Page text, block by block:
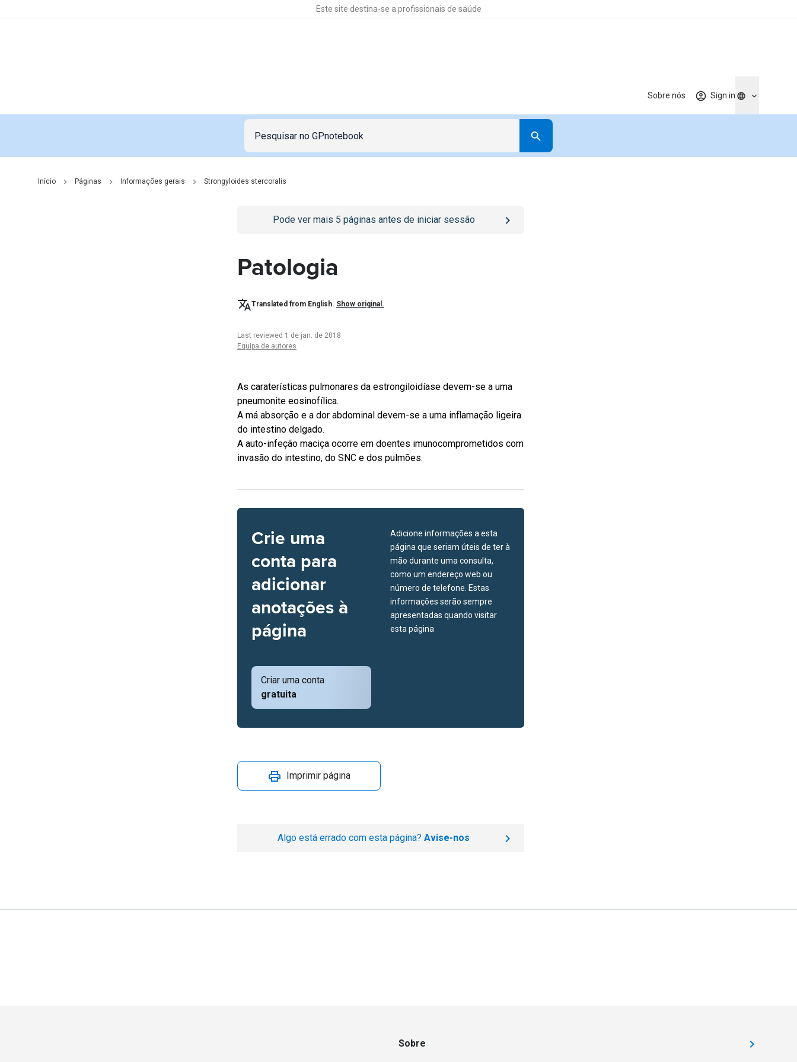
Este site destina-se a profissionais de saúde
Sobre nós Sign in
Início Páginas Informações gerais Strongyloides stercoralis
/sign-inpage
Pode ver mais 5 páginas antes de iniciar sessão
Patologia
Translated from English. Show original.
Last reviewed 1 de jan. de 2018
Equipa de autores
As caraterísticas pulmonares da estrongiloidíase devem-se a uma
pneumonite eosinofílica.
A má absorção e a dor abdominal devem-se a uma inflamação ligeira
do intestino delgado.
A auto-infeção maciça ocorre em doentes imunocomprometidos com
invasão do intestino, do SNC e dos pulmões.
Crie uma
conta para
adicionar
anotações à
página
Criar uma conta
gratuita
Adicione informações a esta
página que seriam úteis de ter à
mão durante uma consulta,
como um endereço web ou
número de telefone. Estas
informações serão sempre
apresentadas quando visitar
esta página
Imprimir página
Algo está errado com esta página? Avise-nos
Sobre